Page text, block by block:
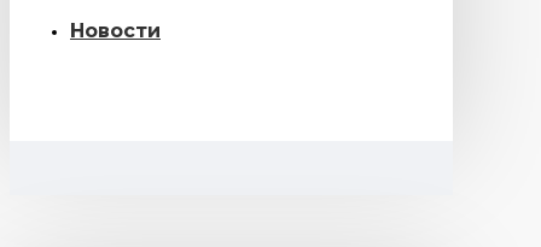
Новости